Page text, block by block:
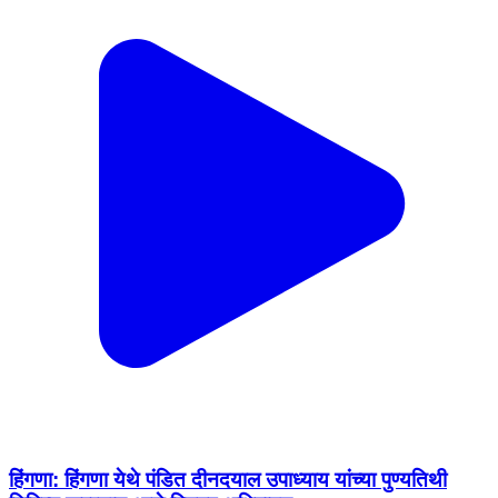
हिंगणा: हिंगणा येथे पंडित दीनदयाल उपाध्याय यांच्या पुण्यतिथी